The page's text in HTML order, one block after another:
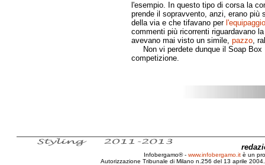
l'esempio. In questo tipo di corsa la
prende il sopravvento, anzi, erano più
della via e che tifavano per l'equipaggio
commenti più ricorrenti riguardavano
avevano mai visto un simile, pazzo,
Non vi perdete dunque il Soap Box
competizione.
Infobergamo® - www.infobergamo.it è un
Autorizzazione Tribunale di Milano n.256 del 13 aprile